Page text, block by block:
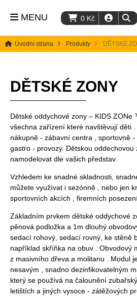
0 Kč
MENU
Úvodní strana Produkty DĚTSKÉ
DĚTSKÉ ZONY
Dětské oddychové zony – KIDS
všechna zařízení které navštěvují děti .
nákupně - zábavní centra , sportovně
gastro - provozy. Dětskou oddechovou
namodelovat dle vašich představ.
Vzhledem ke snadné skladnosti,
můžete využívat i sezónně , nebo jen
sportovních akcích , firemních
Základním prvkem dětské oddychové
pěnová podložka a 1m dlouhý
sedací rohový, sedací rovný, ke stěně
například skříňka na obuv . Obvodový
z masivního dřeva a molitanu . Modul
nesavým , snadno dezinfikovatelným
který se používá na čalounění
letištích a jiných vysoce - zátěžových